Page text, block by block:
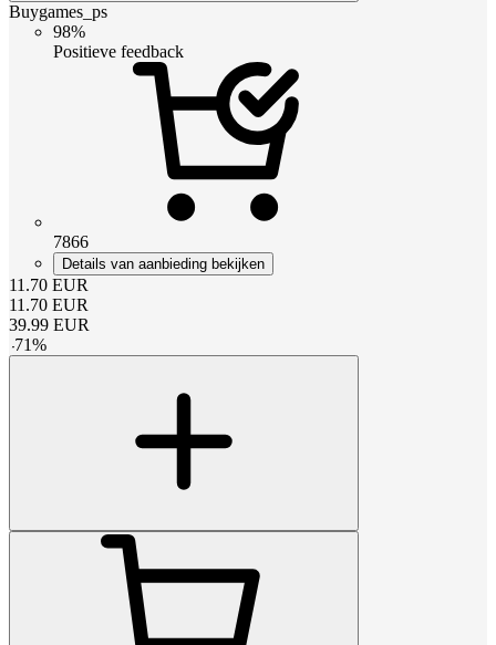
Buygames_ps
98%
Positieve feedback
7866
Details van aanbieding bekijken
11.70 EUR
11.70 EUR
39.99 EUR
-71%